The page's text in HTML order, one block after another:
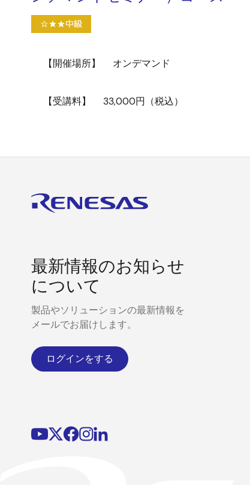
【開催場所】 オンデマンド
【受講料】 33,000円（税込）
最新情報のお知らせ
について
製品やソリューションの最新情報を
メールでお届けします。
ログインをする